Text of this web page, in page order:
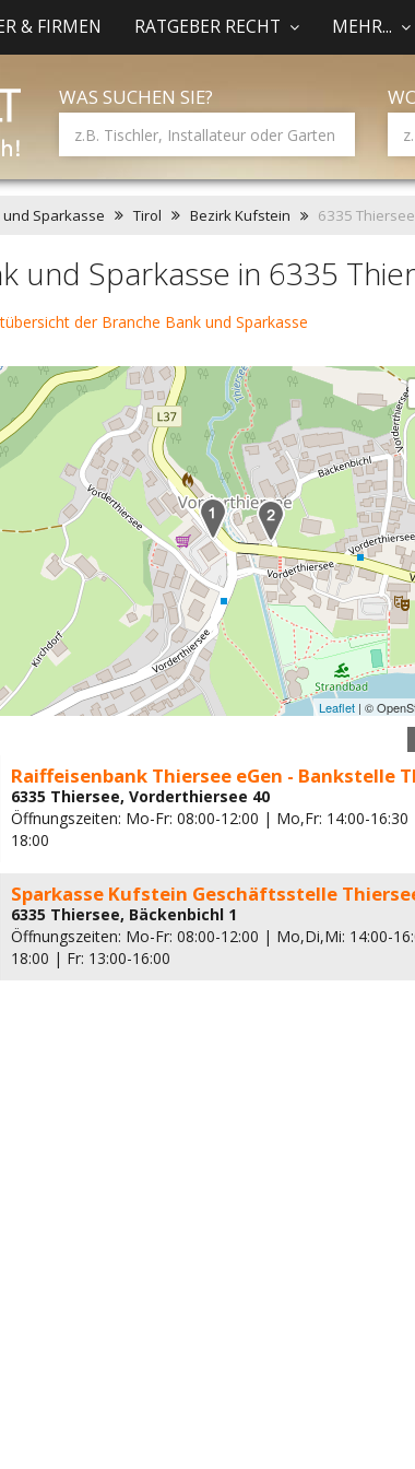
& FIRMEN RATGEBER RECHT MEHR...
WAS SUCHEN SIE?
und Sparkasse Tirol Bezirk Kufstein 6335 Thiersee
und Sparkasse in 6335
der Branche Bank und Sparkasse
Leaflet | ©
Raiffeisenbank Thiersee eGen - Bankstelle
6335 Thiersee, Vorderthiersee 40
Öffnungszeiten: Mo-Fr: 08:00-12:00 | Mo,Fr: 14:00-
18:00
Sparkasse Kufstein Geschäftsstelle
6335 Thiersee, Bäckenbichl 1
Öffnungszeiten: Mo-Fr: 08:00-12:00 | Mo,Di,Mi: 14:00-
18:00 | Fr: 13:00-16:00